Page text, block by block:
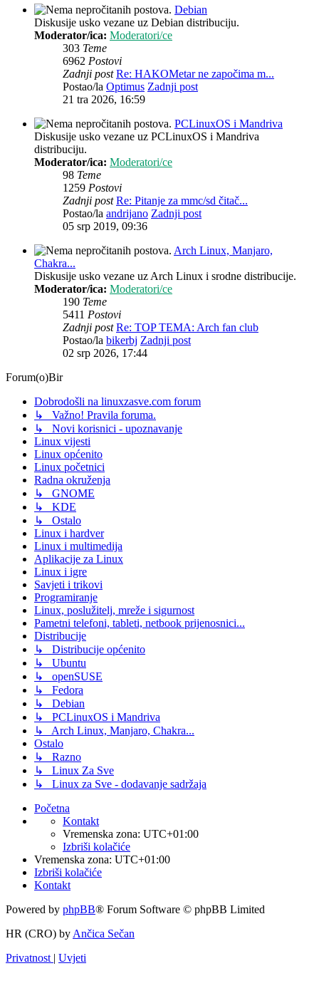
Debian
Diskusije usko vezane uz Debian distribuciju.
Moderator/ica: Moderatori/ce
303 Teme
6962 Postovi
Zadnji post Re: HAKOMetar ne započima m...
Postao/la Optimus Zadnji post
21 tra 2026, 16:59
PCLinuxOS i Mandriva
Diskusije usko vezane uz PCLinuxOS i Mandriva
distribuciju.
Moderator/ica: Moderatori/ce
98 Teme
1259 Postovi
Zadnji post Re: Pitanje za mmc/sd čitač...
Postao/la andrijano Zadnji post
05 srp 2019, 09:36
Arch Linux, Manjaro,
Chakra...
Diskusije usko vezane uz Arch Linux i srodne distribucije.
Moderator/ica: Moderatori/ce
190 Teme
5411 Postovi
Zadnji post Re: TOP TEMA: Arch fan club
Postao/la bikerbj Zadnji post
02 srp 2026, 17:44
Forum(o)Bir
Dobrodošli na linuxzasve.com forum
↳ Važno! Pravila foruma.
↳ Novi korisnici - upoznavanje
Linux vijesti
Linux općenito
Linux početnici
Radna okruženja
↳ GNOME
↳ KDE
↳ Ostalo
Linux i hardver
Linux i multimedija
Aplikacije za Linux
Linux i igre
Savjeti i trikovi
Programiranje
Linux, poslužitelj, mreže i sigurnost
Pametni telefoni, tableti, netbook prijenosnici...
Distribucije
↳ Distribucije općenito
↳ Ubuntu
↳ openSUSE
↳ Fedora
↳ Debian
↳ PCLinuxOS i Mandriva
↳ Arch Linux, Manjaro, Chakra...
Ostalo
↳ Razno
↳ Linux Za Sve
↳ Linux za Sve - dodavanje sadržaja
Početna
Kontakt
Vremenska zona: UTC+01:00
Izbriši kolačiće
Vremenska zona: UTC+01:00
Izbriši kolačiće
Kontakt
Powered by phpBB® Forum Software © phpBB Limited
HR (CRO) by Ančica Sečan
Privatnost | Uvjeti